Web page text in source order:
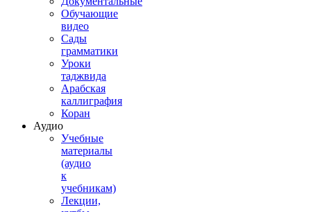
Обучающие
видео
Сады
грамматики
Уроки
таджвида
Арабская
каллиграфия
Коран
Аудио
Учебные
материалы
(аудио
к
учебникам)
Лекции,